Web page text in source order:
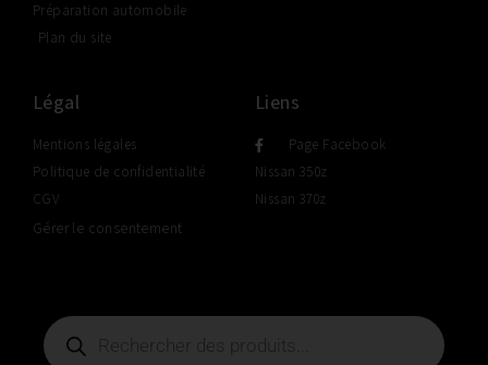
Préparation automobile
Plan du site
Légal
Mentions légales
Politique de confidentialité
CGV
Gérer le consentement
Liens
Page Facebook
Nissan 350z
Nissan 370z